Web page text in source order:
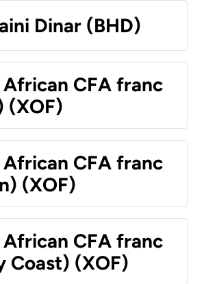
Dinar (BHD)
CFA franc
(XOF)
CFA franc
(XOF)
CFA franc
Coast) (XOF)